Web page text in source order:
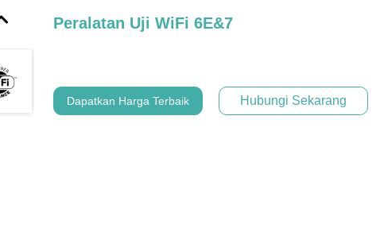
Peralatan Uji WiFi 6E&7
Dapatkan Harga Terbaik Hubungi Sekarang